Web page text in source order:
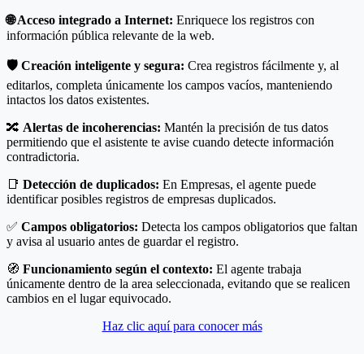
🌐 Acceso integrado a Internet: Enriquece los registros con
información pública relevante de la web.
🛡️ Creación inteligente y segura: Crea registros fácilmente y, al
editarlos, completa únicamente los campos vacíos, manteniendo
intactos los datos existentes.
🔀 Alertas de incoherencias: Mantén la precisión de tus datos
permitiendo que el asistente te avise cuando detecte información
contradictoria.
📑 Detección de duplicados: En Empresas, el agente puede
identificar posibles registros de empresas duplicados.
✅ Campos obligatorios: Detecta los campos obligatorios que faltan
y avisa al usuario antes de guardar el registro.
🧭 Funcionamiento según el contexto: El agente trabaja
únicamente dentro de la area seleccionada, evitando que se realicen
cambios en el lugar equivocado.
Haz clic aquí para conocer más